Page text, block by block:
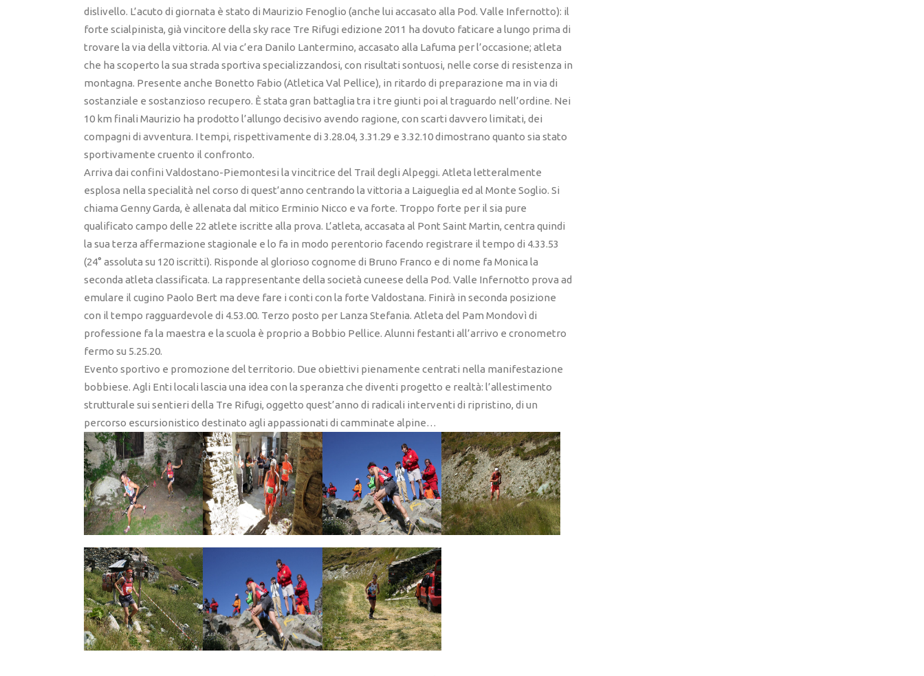
dislivello. L’acuto di giornata è stato di Maurizio Fenoglio (anche lui accasato alla Pod. Valle Infernotto): il
forte scialpinista, già vincitore della sky race Tre Rifugi edizione 2011 ha dovuto faticare a lungo prima di
trovare la via della vittoria. Al via c’era Danilo Lantermino, accasato alla Lafuma per l’occasione; atleta
che ha scoperto la sua strada sportiva specializzandosi, con risultati sontuosi, nelle corse di resistenza in
montagna. Presente anche Bonetto Fabio (Atletica Val Pellice), in ritardo di preparazione ma in via di
sostanziale e sostanzioso recupero. È stata gran battaglia tra i tre giunti poi al traguardo nell’ordine. Nei
10 km finali Maurizio ha prodotto l’allungo decisivo avendo ragione, con scarti davvero limitati, dei
compagni di avventura. I tempi, rispettivamente di 3.28.04, 3.31.29 e 3.32.10 dimostrano quanto sia stato
sportivamente cruento il confronto.
Arriva dai confini Valdostano-Piemontesi la vincitrice del Trail degli Alpeggi. Atleta letteralmente
esplosa nella specialità nel corso di quest’anno centrando la vittoria a Laigueglia ed al Monte Soglio. Si
chiama Genny Garda, è allenata dal mitico Erminio Nicco e va forte. Troppo forte per il sia pure
qualificato campo delle 22 atlete iscritte alla prova. L’atleta, accasata al Pont Saint Martin, centra quindi
la sua terza affermazione stagionale e lo fa in modo perentorio facendo registrare il tempo di 4.33.53
(24° assoluta su 120 iscritti). Risponde al glorioso cognome di Bruno Franco e di nome fa Monica la
seconda atleta classificata. La rappresentante della società cuneese della Pod. Valle Infernotto prova ad
emulare il cugino Paolo Bert ma deve fare i conti con la forte Valdostana. Finirà in seconda posizione
con il tempo ragguardevole di 4.53.00. Terzo posto per Lanza Stefania. Atleta del Pam Mondovì di
professione fa la maestra e la scuola è proprio a Bobbio Pellice. Alunni festanti all’arrivo e cronometro
fermo su 5.25.20.
Evento sportivo e promozione del territorio. Due obiettivi pienamente centrati nella manifestazione
bobbiese. Agli Enti locali lascia una idea con la speranza che diventi progetto e realtà: l’allestimento
strutturale sui sentieri della Tre Rifugi, oggetto quest’anno di radicali interventi di ripristino, di un
percorso escursionistico destinato agli appassionati di camminate alpine…